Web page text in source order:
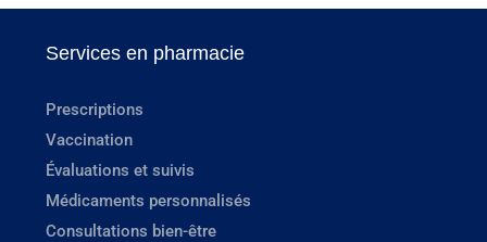
Services en pharmacie
Prescriptions
Vaccination
Évaluations et suivis
Médicaments personnalisés
Consultations bien-être